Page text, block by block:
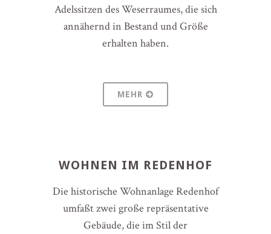
Adelssitzen des Weserraumes, die sich
annähernd in Bestand und Größe
erhalten haben.
MEHR
WOHNEN IM REDENHOF
Die historische Wohnanlage Redenhof
umfaßt zwei große repräsentative
Gebäude, die im Stil der